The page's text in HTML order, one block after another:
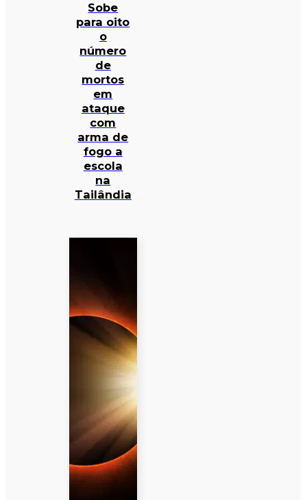
Sobe
para oito
o
número
de
mortos
em
ataque
com
arma de
fogo a
escola
na
Tailândia